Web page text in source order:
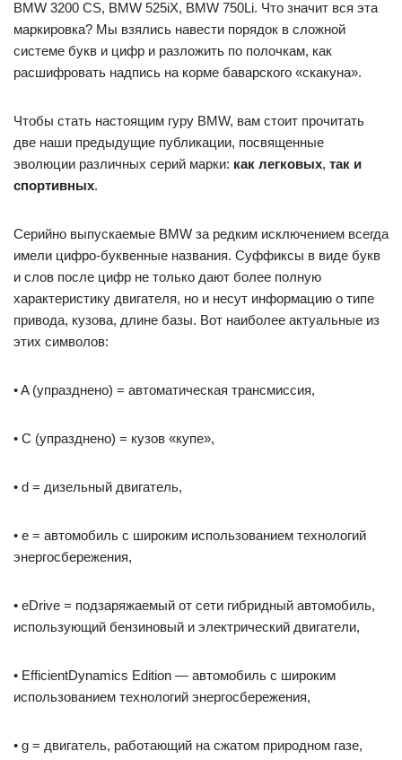
BMW 3200 CS, BMW 525iX, BMW 750Li. Что значит вся эта
маркировка? Мы взялись навести порядок в сложной
системе букв и цифр и разложить по полочкам, как
расшифровать надпись на корме баварского «скакуна».
Чтобы стать настоящим гуру BMW, вам стоит прочитать
две наши предыдущие публикации, посвященные
эволюции различных серий марки: как легковых, так и
спортивных.
Серийно выпускаемые BMW за редким исключением всегда
имели цифро-буквенные названия. Суффиксы в виде букв
и слов после цифр не только дают более полную
характеристику двигателя, но и несут информацию о типе
привода, кузова, длине базы. Вот наиболее актуальные из
этих символов:
• A (упразднено) = автоматическая трансмиссия,
• C (упразднено) = кузов «купе»,
• d = дизельный двигатель,
• e = автомобиль с широким использованием технологий
энергосбережения,
• eDrive = подзаряжаемый от сети гибридный автомобиль,
использующий бензиновый и электрический двигатели,
• EfficientDynamics Edition — автомобиль с широким
использованием технологий энергосбережения,
• g = двигатель, работающий на сжатом природном газе,